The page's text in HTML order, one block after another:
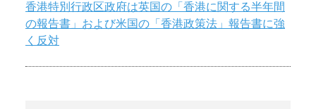
香港特別行政区政府は英国の「香港に関する半年間
の報告書」および米国の「香港政策法」報告書に強
く反対